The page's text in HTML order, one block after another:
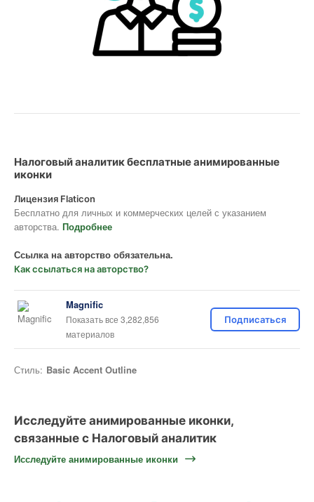
Налоговый аналитик бесплатные анимированные
иконки
Лицензия Flaticon
Бесплатно для личных и коммерческих целей с указанием
авторства. Подробнее
Ссылка на авторство обязательна.
Как ссылаться на авторство?
Magnific
Показать все 3,282,856
материалов
Подписаться
Стиль: Basic Accent Outline
Исследуйте анимированные иконки,
связанные с Налоговый аналитик
Исследуйте анимированные иконки